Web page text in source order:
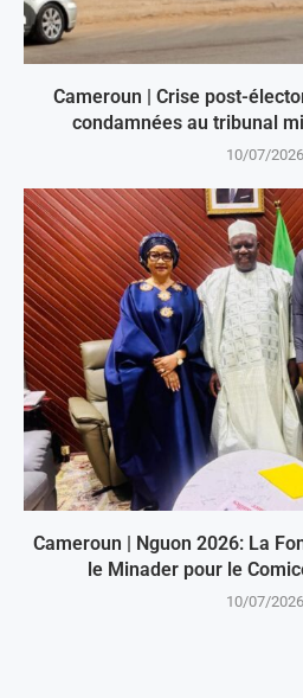
Cameroun | Crise post-
condamnées au tribunal
10/07/2026
Cameroun | Nguon 2026: La
le Minader pour le
10/07/2026